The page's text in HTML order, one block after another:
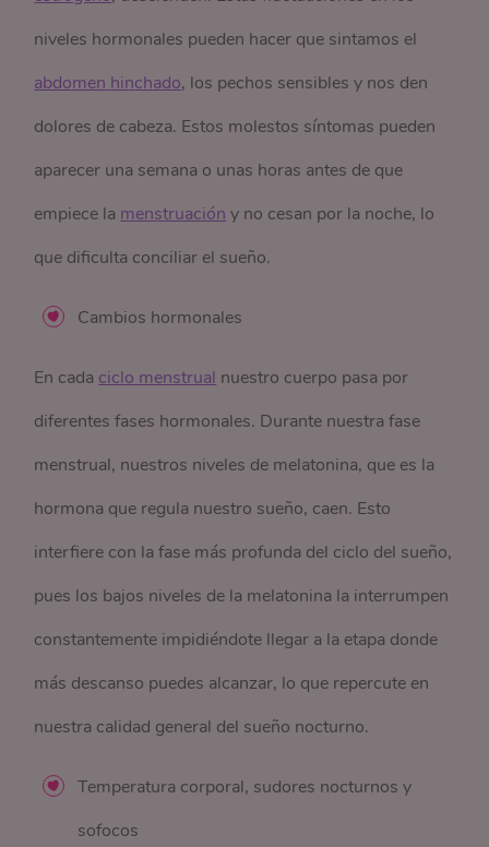
niveles hormonales pueden hacer que sintamos el
abdomen hinchado, los pechos sensibles y nos den
dolores de cabeza. Estos molestos síntomas pueden
aparecer una semana o unas horas antes de que
empiece la menstruación y no cesan por la noche, lo
que dificulta conciliar el sueño.
Cambios hormonales
En cada ciclo menstrual nuestro cuerpo pasa por
diferentes fases hormonales. Durante nuestra fase
menstrual, nuestros niveles de melatonina, que es la
hormona que regula nuestro sueño, caen. Esto
interfiere con la fase más profunda del ciclo del sueño,
pues los bajos niveles de la melatonina la interrumpen
constantemente impidiéndote llegar a la etapa donde
más descanso puedes alcanzar, lo que repercute en
nuestra calidad general del sueño nocturno.
Temperatura corporal, sudores nocturnos y
sofocos